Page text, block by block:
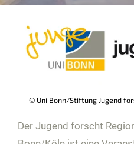
© Uni Bonn/Stiftung Jugend
Der Jugend forscht